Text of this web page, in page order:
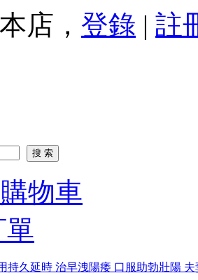
店， 登錄 | 註
物車
單
持久延時 治早洩陽痿 口服助勃壯陽